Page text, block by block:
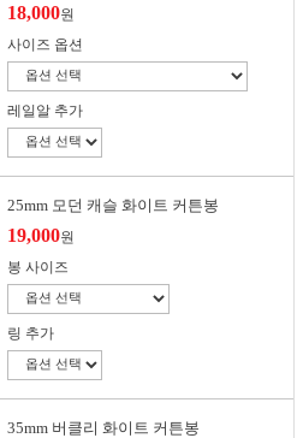
18,000원
사이즈 옵션
레일알 추가
25mm 모던 캐슬 화이트 커튼봉
19,000원
봉 사이즈
링 추가
35mm 버클리 화이트 커튼봉